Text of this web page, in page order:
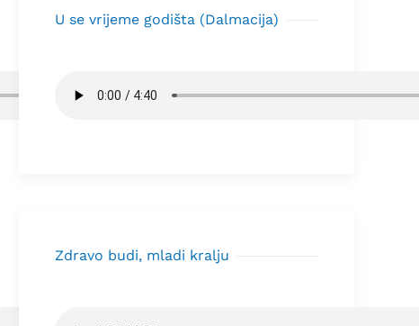
U se vrijeme godišta (Dalmacija)
Zdravo budi, mladi kralju